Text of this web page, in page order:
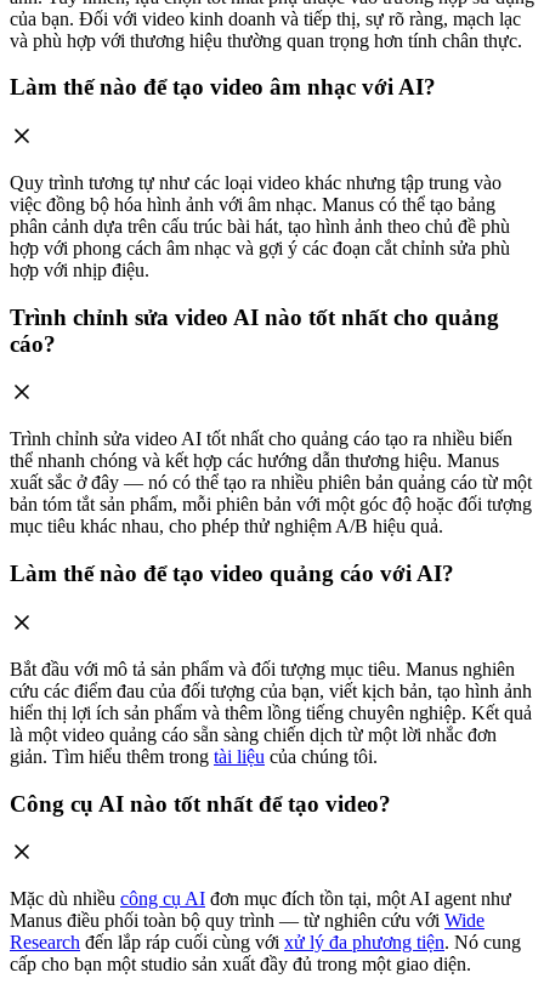
của bạn. Đối với video kinh doanh và tiếp thị, sự rõ ràng, mạch lạc
và phù hợp với thương hiệu thường quan trọng hơn tính chân thực.
Làm thế nào để tạo video âm nhạc với AI?
Quy trình tương tự như các loại video khác nhưng tập trung vào
việc đồng bộ hóa hình ảnh với âm nhạc. Manus có thể tạo bảng
phân cảnh dựa trên cấu trúc bài hát, tạo hình ảnh theo chủ đề phù
hợp với phong cách âm nhạc và gợi ý các đoạn cắt chỉnh sửa phù
hợp với nhịp điệu.
Trình chỉnh sửa video AI nào tốt nhất cho quảng
cáo?
Trình chỉnh sửa video AI tốt nhất cho quảng cáo tạo ra nhiều biến
thể nhanh chóng và kết hợp các hướng dẫn thương hiệu. Manus
xuất sắc ở đây — nó có thể tạo ra nhiều phiên bản quảng cáo từ một
bản tóm tắt sản phẩm, mỗi phiên bản với một góc độ hoặc đối tượng
mục tiêu khác nhau, cho phép thử nghiệm A/B hiệu quả.
Làm thế nào để tạo video quảng cáo với AI?
Bắt đầu với mô tả sản phẩm và đối tượng mục tiêu. Manus nghiên
cứu các điểm đau của đối tượng của bạn, viết kịch bản, tạo hình ảnh
hiển thị lợi ích sản phẩm và thêm lồng tiếng chuyên nghiệp. Kết quả
là một video quảng cáo sẵn sàng chiến dịch từ một lời nhắc đơn
giản. Tìm hiểu thêm trong tài liệu của chúng tôi.
Công cụ AI nào tốt nhất để tạo video?
Mặc dù nhiều công cụ AI đơn mục đích tồn tại, một AI agent như
Manus điều phối toàn bộ quy trình — từ nghiên cứu với Wide
Research đến lắp ráp cuối cùng với xử lý đa phương tiện. Nó cung
cấp cho bạn một studio sản xuất đầy đủ trong một giao diện.